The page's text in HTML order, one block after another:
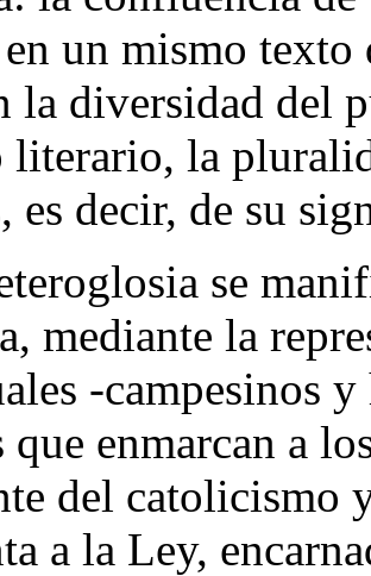
un mismo texto
la diversidad del
literario, la
es decir, de su
se
, mediante la
-campesinos y
enmarcan a
del catolicismo
a la Ley,